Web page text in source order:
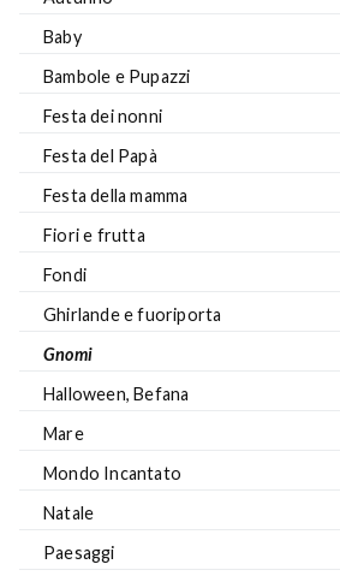
Baby
Bambole e Pupazzi
Festa dei nonni
Festa del Papà
Festa della mamma
Fiori e frutta
Fondi
Ghirlande e fuoriporta
Gnomi
Halloween, Befana
Mare
Mondo Incantato
Natale
Paesaggi